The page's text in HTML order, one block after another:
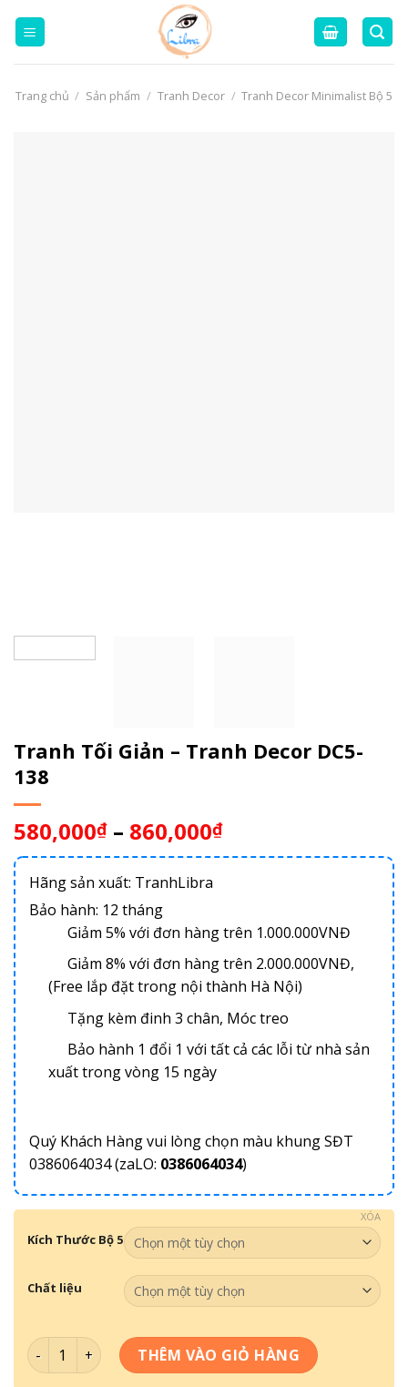
Trang chủ / Sản phẩm / Tranh Decor / Tranh Decor Minimalist Bộ 5
Tranh Tối Giản – Tranh Decor DC5-
138
580,000₫ – 860,000₫
Hãng sản xuất: TranhLibra
Bảo hành: 12 tháng
Giảm 5% với đơn hàng trên 1.000.000VNĐ
Giảm 8% với đơn hàng trên 2.000.000VNĐ,
(Free lắp đặt trong nội thành Hà Nội)
Tặng kèm đinh 3 chân, Móc treo
Bảo hành 1 đổi 1 với tất cả các lỗi từ nhà sản
xuất trong vòng 15 ngày
Quý Khách Hàng vui lòng chọn màu khung SĐT
0386064034 (zaLO: 0386064034)
Kích Thước Bộ 5
Chất liệu
XÓA
Tranh Tối Giản - Tranh Decor DC5-138 số lượng
THÊM VÀO GIỎ HÀNG